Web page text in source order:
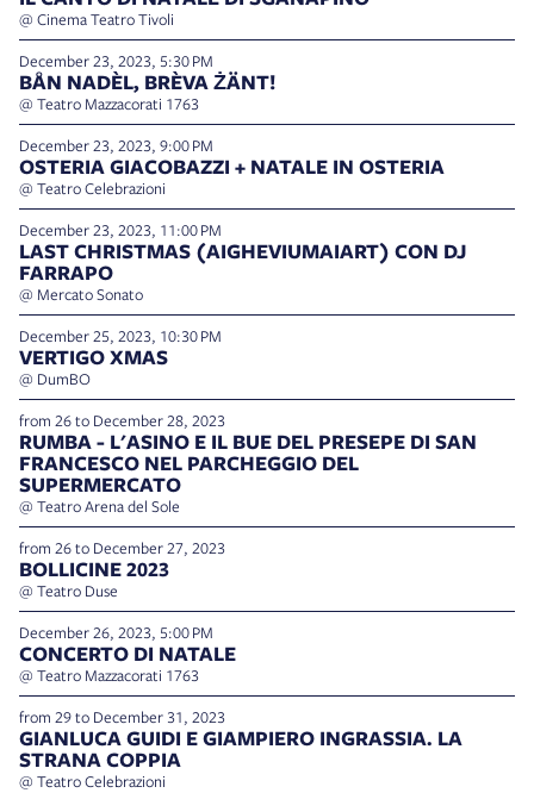
@ Cinema Teatro Tivoli
December 23, 2023, 5:30 PM
BÅN NADÈL, BRÈVA ŻÄNT!
@ Teatro Mazzacorati 1763
December 23, 2023, 9:00 PM
OSTERIA GIACOBAZZI + NATALE IN OSTERIA
@ Teatro Celebrazioni
December 23, 2023, 11:00 PM
LAST CHRISTMAS (AIGHEVIUMAIART) CON DJ
FARRAPO
@ Mercato Sonato
December 25, 2023, 10:30 PM
VERTIGO XMAS
@ DumBO
from 26 to December 28, 2023
RUMBA - L'ASINO E IL BUE DEL PRESEPE DI SAN
FRANCESCO NEL PARCHEGGIO DEL
SUPERMERCATO
@ Teatro Arena del Sole
from 26 to December 27, 2023
BOLLICINE 2023
@ Teatro Duse
December 26, 2023, 5:00 PM
CONCERTO DI NATALE
@ Teatro Mazzacorati 1763
from 29 to December 31, 2023
GIANLUCA GUIDI E GIAMPIERO INGRASSIA. LA
STRANA COPPIA
@ Teatro Celebrazioni